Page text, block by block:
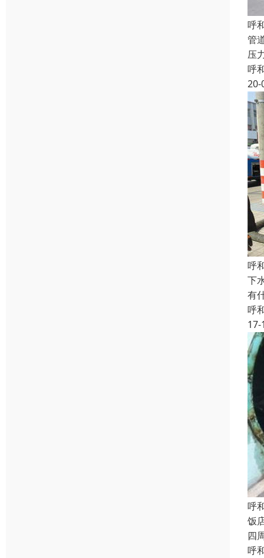
呼
管
压
呼
20-
呼
下
有
呼
17-
呼
饭
四
呼